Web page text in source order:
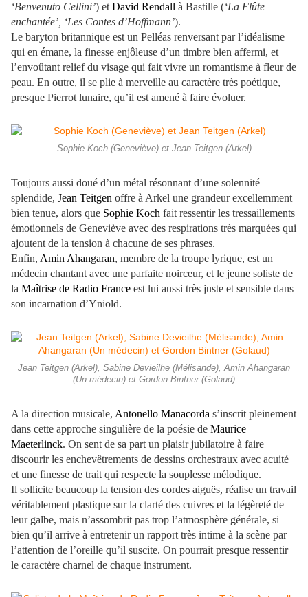
‘Benvenuto Cellini’) et David Rendall à Bastille (‘La Flûte
enchantée’, ‘Les Contes d’Hoffmann’).
Le baryton britannique est un Pelléas renversant par l’idéalisme
qui en émane, la finesse enjôleuse d’un timbre bien affermi, et
l’envoûtant relief du visage qui fait vivre un romantisme à fleur de
peau. En outre, il se plie à merveille au caractère très poétique,
presque Pierrot lunaire, qu’il est amené à faire évoluer.
Sophie Koch (Geneviève) et Jean Teitgen (Arkel)
Toujours aussi doué d’un métal résonnant d’une solennité
splendide, Jean Teitgen offre à Arkel une grandeur excellemment
bien tenue, alors que Sophie Koch fait ressentir les tressaillements
émotionnels de Geneviève avec des respirations très marquées qui
ajoutent de la tension à chacune de ses phrases.
Enfin, Amin Ahangaran, membre de la troupe lyrique, est un
médecin chantant avec une parfaite noirceur, et le jeune soliste de
la Maîtrise de Radio France est lui aussi très juste et sensible dans
son incarnation d’Yniold.
Jean Teitgen (Arkel), Sabine Devieilhe (Mélisande), Amin Ahangaran
(Un médecin) et Gordon Bintner (Golaud)
A la direction musicale, Antonello Manacorda s’inscrit pleinement
dans cette approche singulière de la poésie de Maurice
Maeterlinck. On sent de sa part un plaisir jubilatoire à faire
discourir les enchevêtrements de dessins orchestraux avec acuité
et une finesse de trait qui respecte la souplesse mélodique.
Il sollicite beaucoup la tension des cordes aiguës, réalise un travail
véritablement plastique sur la clarté des cuivres et la légèreté de
leur galbe, mais n’assombrit pas trop l’atmosphère générale, si
bien qu’il arrive à entretenir un rapport très intime à la scène par
l’attention de l’oreille qu’il suscite. On pourrait presque ressentir
le caractère charnel de chaque instrument.